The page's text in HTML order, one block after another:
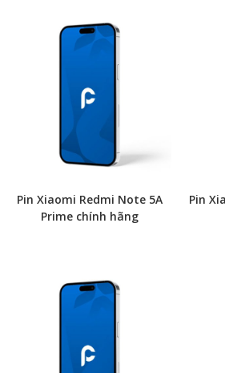
Pin Xiaomi Redmi Note 5A
Prime chính hãng
Pin